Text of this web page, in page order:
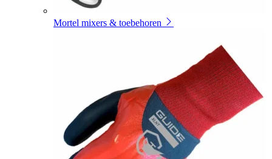
Mortel mixers & toebehoren